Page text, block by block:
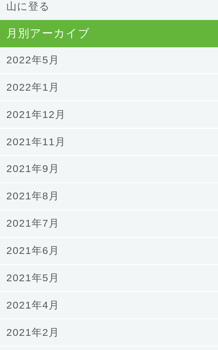
山に登る
月別アーカイブ
2022年5月
2022年1月
2021年12月
2021年11月
2021年9月
2021年8月
2021年7月
2021年6月
2021年5月
2021年4月
2021年2月